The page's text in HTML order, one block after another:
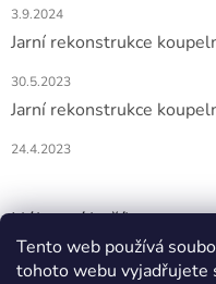
Tento web používá
tohoto webu vyjadřujete
3.9.2024
Jarní rekonstrukce
30.5.2023
Jarní rekonstrukce
24.4.2023
Nákupní košík
0